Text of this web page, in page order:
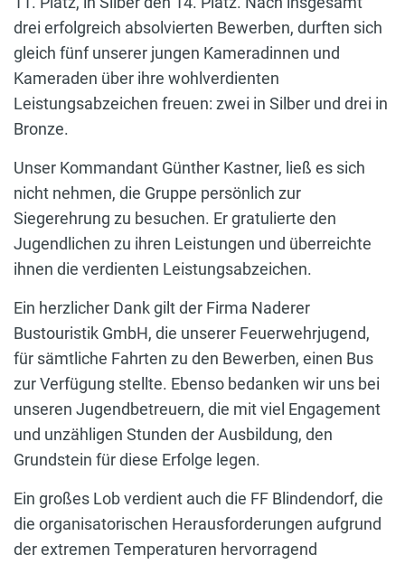
drei erfolgreich absolvierten Bewerben, durften sich
gleich fünf unserer jungen Kameradinnen und
Kameraden über ihre wohlverdienten
Leistungsabzeichen freuen: zwei in Silber und drei in
Bronze.
Unser Kommandant Günther Kastner, ließ es sich
nicht nehmen, die Gruppe persönlich zur
Siegerehrung zu besuchen. Er gratulierte den
Jugendlichen zu ihren Leistungen und überreichte
ihnen die verdienten Leistungsabzeichen.
Ein herzlicher Dank gilt der Firma Naderer
Bustouristik GmbH, die unserer Feuerwehrjugend,
für sämtliche Fahrten zu den Bewerben, einen Bus
zur Verfügung stellte. Ebenso bedanken wir uns bei
unseren Jugendbetreuern, die mit viel Engagement
und unzähligen Stunden der Ausbildung, den
Grundstein für diese Erfolge legen.
Ein großes Lob verdient auch die FF Blindendorf, die
die organisatorischen Herausforderungen aufgrund
der extremen Temperaturen hervorragend